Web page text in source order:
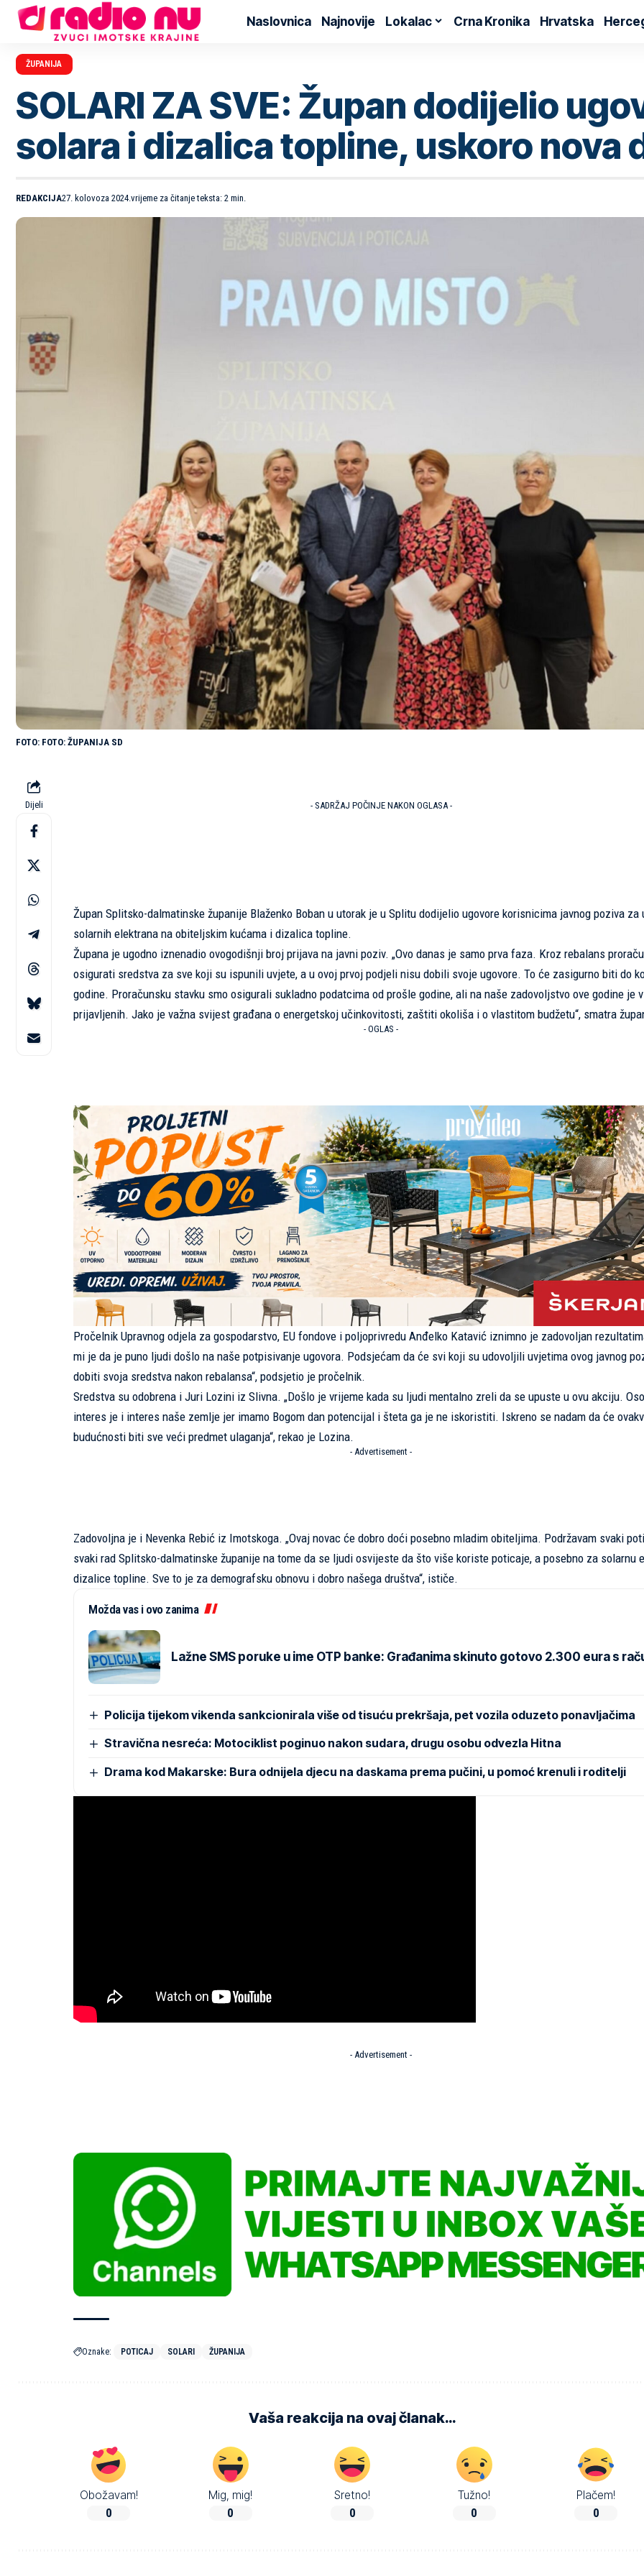
Naslovnica Najnovije Lokalac Crna Kronika Hrvatska
ŽUPANIJA
SOLARI ZA SVE: Župan dodijelio
solara i dizalica topline, uskoro nova
REDAKCIJA27. kolovoza 2024. vrijeme za čitanje teksta: 2 min.
FOTO: ŽUPANIJA SD
Dijeli - SADRŽAJ POČINJE NAKON OGLASA -
Župan Splitsko-dalmatinske županije Blaženko Boban u utorak je u Splitu dodijelio ugovore korisnicima javnog poziva za
solarnih elektrana na obiteljskim kućama i dizalica topline.
Župana je ugodno iznenadio ovogodišnji broj prijava na javni poziv. „Ovo danas je samo prva faza. Kroz rebalans
osigurati sredstva za sve koji su ispunili uvjete, a u ovoj prvoj podjeli nisu dobili svoje ugovore. To će zasigurno biti do
godine. Proračunsku stavku smo osigurali sukladno podatcima od prošle godine, ali na naše zadovoljstvo ove godine je
prijavljenih. Jako je važna svijest građana o energetskoj učinkovitosti, zaštiti okoliša i o vlastitom budžetu“, smatra
- OGLAS -
Pročelnik Upravnog odjela za gospodarstvo, EU fondove i poljoprivredu Anđelko Katavić iznimno je zadovoljan
mi je da je puno ljudi došlo na naše potpisivanje ugovora. Podsjećam da će svi koji su udovoljili uvjetima ovog javnog
dobiti svoja sredstva nakon rebalansa“, podsjetio je pročelnik.
Sredstva su odobrena i Juri Lozini iz Slivna. „Došlo je vrijeme kada su ljudi mentalno zreli da se upuste u ovu akciju.
interes je i interes naše zemlje jer imamo Bogom dan potencijal i šteta ga je ne iskoristiti. Iskreno se nadam da će
budućnosti biti sve veći predmet ulaganja“, rekao je Lozina.
- Advertisement -
Zadovoljna je i Nevenka Rebić iz Imotskoga. „Ovaj novac će dobro doći posebno mladim obiteljima. Podržavam svaki
svaki rad Splitsko-dalmatinske županije na tome da se ljudi osvijeste da što više koriste poticaje, a posebno za solarnu
dizalice topline. Sve to je za demografsku obnovu i dobro našega društva“, ističe.
Možda vas i ovo zanima
Lažne SMS poruke u ime OTP banke: Građanima skinuto gotovo 2.300 eura s
Policija tijekom vikenda sankcionirala više od tisuću prekršaja, pet vozila oduzeto ponavljačima
Stravična nesreća: Motociklist poginuo nakon sudara, drugu osobu odvezla Hitna
Drama kod Makarske: Bura odnijela djecu na daskama prema pučini, u pomoć krenuli i roditelji
- Advertisement -
Oznake: POTICAJ SOLARI ŽUPANIJA
Vaša reakcija na ovaj članak…
Obožavam!
0
Mig, mig!
0
Sretno!
0
Tužno!
0
Plačem!
0